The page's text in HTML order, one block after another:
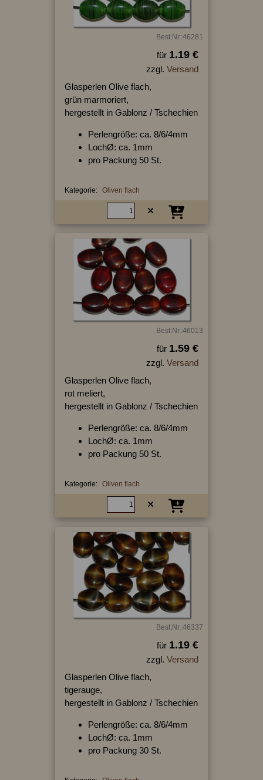
Best.Nr.:46281
für 1.19 €
zzgl. Versand
Glasperlen Olive flach,
grün marmoriert,
hergestellt in Gablonz / Tschechien
Perlengröße: ca. 8/6/4mm
LochØ: ca. 1mm
pro Packung 50 St.
Kategorie: Oliven flach
Best.Nr.:46013
für 1.59 €
zzgl. Versand
Glasperlen Olive flach,
rot meliert,
hergestellt in Gablonz / Tschechien
Perlengröße: ca. 8/6/4mm
LochØ: ca. 1mm
pro Packung 50 St.
Kategorie: Oliven flach
Best.Nr.:46337
für 1.19 €
zzgl. Versand
Glasperlen Olive flach,
tigerauge,
hergestellt in Gablonz / Tschechien
Perlengröße: ca. 8/6/4mm
LochØ: ca. 1mm
pro Packung 30 St.